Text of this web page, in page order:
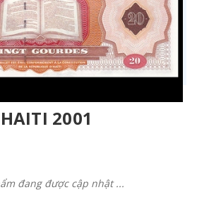
2001
đang được cập nhật ...